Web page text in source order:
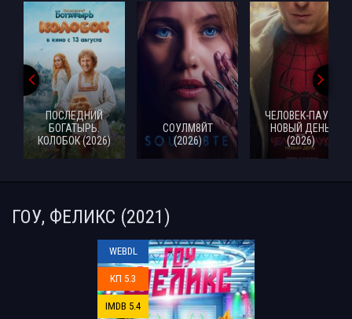
ПОСЛЕДНИЙ
БОГАТЫРЬ.
КОЛОБОК (2026)
СОУЛМ8ЙТ
(2026)
ЧЕЛОВЕК-ПАУК:
НОВЫЙ ДЕНЬ
(2026)
ГОУ, ФЕЛИКС (2021)
WEBDL
КП 5.3
IMDB 5.4